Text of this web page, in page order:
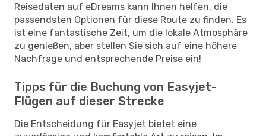
Reisedaten auf eDreams kann Ihnen helfen, die
passendsten Optionen für diese Route zu finden. Es
ist eine fantastische Zeit, um die lokale Atmosphäre
zu genießen, aber stellen Sie sich auf eine höhere
Nachfrage und entsprechende Preise ein!
Tipps für die Buchung von Easyjet-
Flügen auf dieser Strecke
Die Entscheidung für Easyjet bietet eine